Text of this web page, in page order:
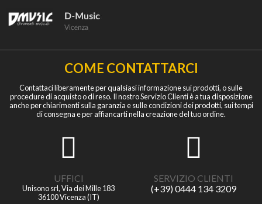
COME CONTATTARCI
Contattaci liberamente per qualsiasi informazione sui prodotti, o sulle
procedure di acquisto o di reso. Il nostro Servizio Clienti è a tua disposizione
anche per chiarimenti sulla garanzia e sulle condizioni dei prodotti, sui tempi
di consegna e per affiancarti nella creazione del tuo ordine.
UFFICI
Unisono srl, Via dei Mille 183
36100 Vicenza (IT)
SERVIZIO CLIENTI
(+39) 0444 134 3209